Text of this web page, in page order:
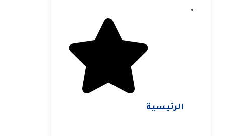
الرئيسية